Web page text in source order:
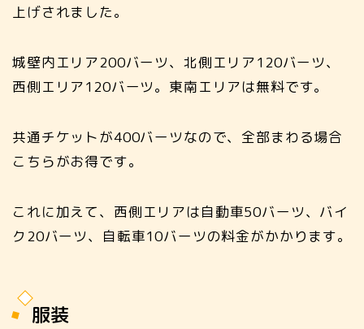
上げされました。
城壁内エリア200バーツ、北側エリア120バーツ、
西側エリア120バーツ。東南エリアは無料です。
共通チケットが400バーツなので、全部まわる場合
こちらがお得です。
これに加えて、西側エリアは自動車50バーツ、バイ
ク20バーツ、自転車10バーツの料金がかかります。
服装